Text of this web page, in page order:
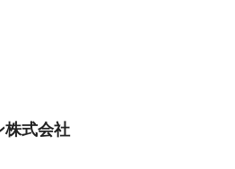
株式会社